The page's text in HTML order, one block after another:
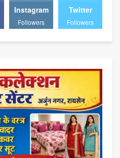
Instagram
Followers
Twitter
Followers